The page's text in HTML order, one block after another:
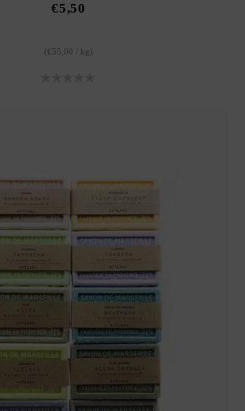
€5,50
( €55,00 kg )